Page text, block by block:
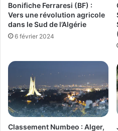
Bonifiche Ferraresi (BF) :
Vers une révolution agricole
dans le Sud de l’Algérie
6 février 2024
Classement Numbeo : Alger,